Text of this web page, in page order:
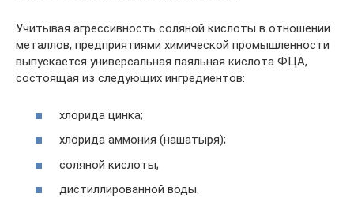
Учитывая агрессивность соляной кислоты в отношении
металлов, предприятиями химической промышленности
выпускается универсальная паяльная кислота ФЦА,
состоящая из следующих ингредиентов:
хлорида цинка;
хлорида аммония (нашатыря);
соляной кислоты;
дистиллированной воды.